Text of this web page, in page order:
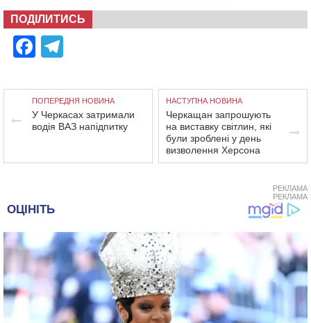
ПОДІЛИТИСЬ
Facebook
ПОПЕРЕДНЯ НОВИНА
У Черкасах затримали
водія ВАЗ напідпитку
НАСТУПНА НОВИНА
Черкащан запрошують
на виставку світлин, які
були зроблені у день
визволення Херсона
РЕКЛАМА
РЕКЛАМА